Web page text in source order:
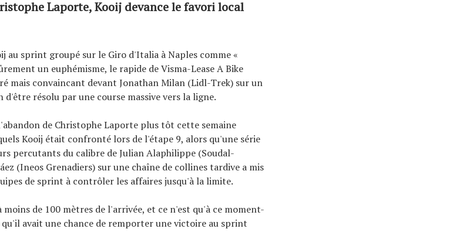
Laporte, Kooij devance le favori local
au sprint groupé sur le Giro d'Italia à Naples comme «
un euphémisme, le rapide de Visma-Lease A Bike
mais convaincant devant Jonathan Milan (Lidl-Trek) sur un
résolu par une course massive vers la ligne.
de Christophe Laporte plus tôt cette semaine
Kooij était confronté lors de l'étape 9, alors qu'une série
percutants du calibre de Julian Alaphilippe (Soudal-
(Ineos Grenadiers) sur une chaîne de collines tardive a mis
de sprint à contrôler les affaires jusqu'à la limite.
de 100 mètres de l'arrivée, et ce n'est qu'à ce moment-
avait une chance de remporter une victoire au sprint